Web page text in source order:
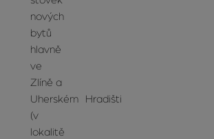
nových
bytů
hlavně
ve
Zlíně a
Uherském Hradišti
(v
lokalitě